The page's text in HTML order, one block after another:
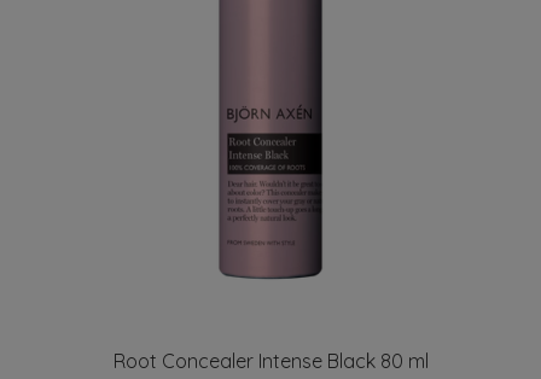
Root Concealer Intense Black 80 ml